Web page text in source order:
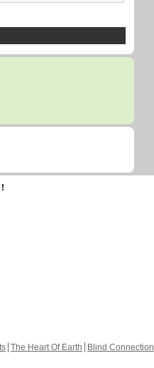
The Heart Of Earth Blind Connection